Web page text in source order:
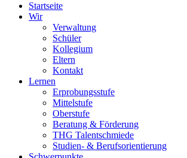
Startseite
Wir
Verwaltung
Schüler
Kollegium
Eltern
Kontakt
Lernen
Erprobungsstufe
Mittelstufe
Oberstufe
Beratung & Förderung
THG Talentschmiede
Studien- & Berufsorientierung